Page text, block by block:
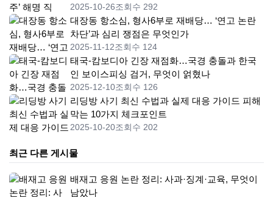
2025-10-26조회수 292
대장동 항소심, 형사6부로 재배당… ‘연고 논란
차단’과 심리 쟁점은 무엇인가
2025-11-12조회수 124
태국-캄보디아 긴장 재점화…국경 충돌과 한국
인 보이스피싱 검거, 무엇이 얽혔나
2025-12-10조회수 126
리딩방 사기 최신 수법과 실제 대응 가이드 피해
막는 10가지 체크포인트
2025-10-20조회수 202
최근 다른 게시물
배재고 응원 논란 정리: 사과·징계·교육, 무엇이
남았나